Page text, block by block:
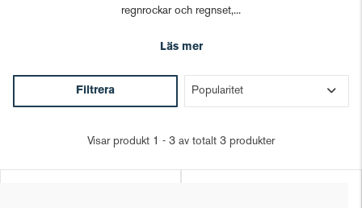
regnrockar och regnset,...
Läs mer
Filtrera
Visar produkt 1 - 3 av totalt 3 produkter